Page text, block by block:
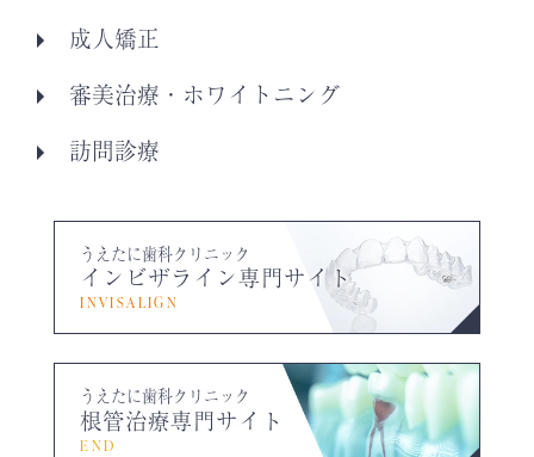
成人矯正
審美治療・ホワイトニング
訪問診療
うえたに歯科クリニック
インビザライン専門サイト
INVISALIGN
うえたに歯科クリニック
根管治療専門サイト
END